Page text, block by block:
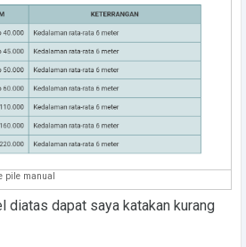
pile manual
diatas dapat saya katakan kurang